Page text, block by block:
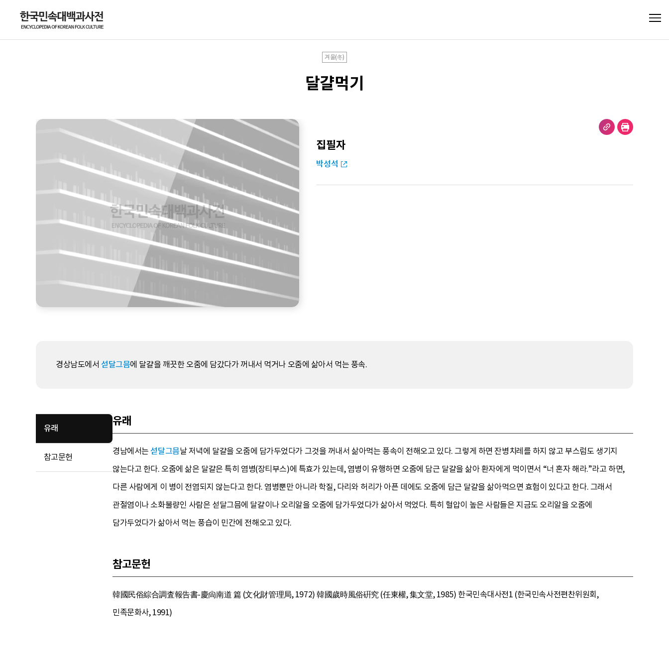
겨울(冬)
달걀먹기
집필자
박성석
경상남도에서 섣달그믐에 달걀을 깨끗한 오줌에 담갔다가 꺼내서 먹거나 오줌에 삶아서 먹는 풍속.
유래
참고문헌
유래
경남에서는섣달그믐날 저녁에 달걀을 오줌에 담가두었다가 그것을 꺼내서 삶아먹는 풍속이 전해오고 있다. 그렇게 하면 잔병치레를 하지 않고 부스럼도 생기지
않는다고 한다. 오줌에 삶은 달걀은 특히 염병(장티부스)에 특효가 있는데, 염병이 유행하면 오줌에 담근 달걀을 삶아 환자에게 먹이면서 “너 혼자 해라.”라고 하면,
다른 사람에게 이 병이 전염되지 않는다고 한다. 염병뿐만 아니라 학질, 다리와 허리가 아픈 데에도 오줌에 담근 달걀을 삶아먹으면 효험이 있다고 한다. 그래서
관절염이나 소화불량인 사람은 섣달그믐에 달걀이나 오리알을 오줌에 담가두었다가 삶아서 먹었다. 특히 혈압이 높은 사람들은 지금도 오리알을 오줌에
담가두었다가 삶아서 먹는 풍습이 민간에 전해오고 있다.
참고문헌
韓國民俗綜合調査報告書-慶尙南道 篇 (文化財管理局, 1972) 韓國歲時風俗硏究 (任東權, 集文堂, 1985) 한국민속대사전1 (한국민속사전편찬위원회,
민족문화사, 1991)